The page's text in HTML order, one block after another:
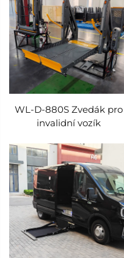
WL-D-880S Zvedák pro
invalidní vozík